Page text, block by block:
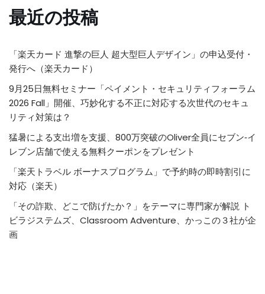
最近の投稿
「楽天カード 進撃の巨人 超大型巨人デザイン」の申込受付・
発行へ（楽天カード）
9月25日無料セミナー「ペイメント・セキュリティフォーラム
2026 Fall」開催、巧妙化する不正に対応する次世代のセキュ
リティ対策は？
猛暑による支出増を支援、800万突破のOliver全員にセブン‐イ
レブン店舗で使える無料クーポンをプレゼント
「楽天トラベル ボーナスプログラム」で予約時の即時割引に
対応（楽天）
「その詐欺、どこで防げたか？」をテーマに専門家が解説 ト
ビラジステムズ、Classroom Adventure、かっこの３社が企
画